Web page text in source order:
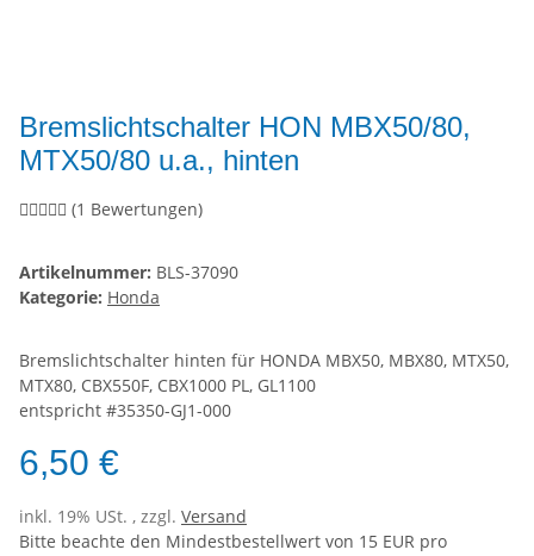
Bremslichtschalter HON MBX50/80,
MTX50/80 u.a., hinten
(1 Bewertungen)
Artikelnummer: BLS-37090
Kategorie: Honda
Bremslichtschalter hinten für HONDA MBX50, MBX80, MTX50,
MTX80, CBX550F, CBX1000 PL, GL1100
entspricht #35350-GJ1-000
6,50 €
inkl. 19% USt. , zzgl. Versand
Bitte beachte den Mindestbestellwert von 15 EUR pro